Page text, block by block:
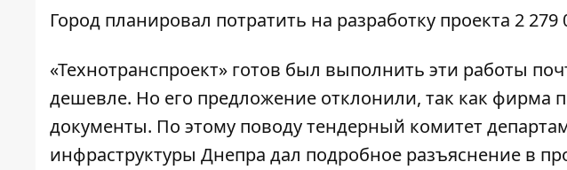
Город планировал потратить на разработку проекта 2 279
«Технотранспроект» готов был выполнить эти работы
дешевле. Но его предложение отклонили, так как фирма
документы. По этому поводу тендерный комитет
инфраструктуры Днепра дал подробное разъяснение в